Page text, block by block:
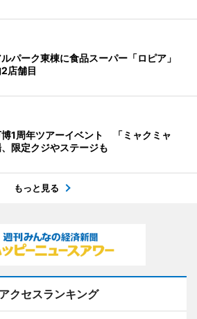
パーク東棟に食品スーパー「ロピア」
店舗目
博1周年ツアーイベント 「ミャクミャ
限定クジやステージも
もっと見る
アクセスランキング